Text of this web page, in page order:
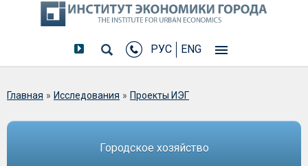
РУС ENG
Вы здесь
Главная » Исследования » Проекты ИЭГ
Городское хозяйство